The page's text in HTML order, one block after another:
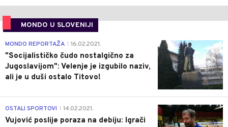
MONDO U SLOVENIJI
4
MONDO REPORTAŽA 16.02.2021.
"Socijalističko čudo nostalgično za
Jugoslavijom": Velenje je izgubilo naziv,
ali je u duši ostalo Titovo!
1
OSTALI SPORTOVI 14.02.2021.
Vujović poslije poraza na debiju: Igrači